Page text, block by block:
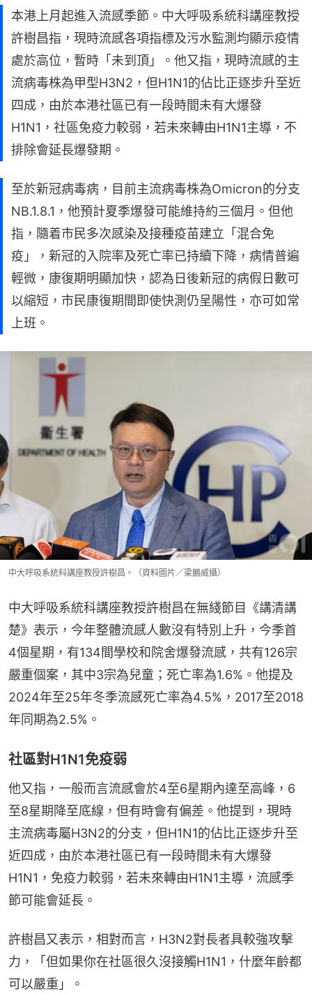
本港上月起進入流感季節。中大呼吸系統科講座教授
許樹昌指，現時流感各項指標及污水監測均顯示疫情
處於高位，暫時「未到頂」。他又指，現時流感的主
流病毒株為甲型H3N2，但H1N1的佔比正逐步升至近
四成，由於本港社區已有一段時間未有大爆發
H1N1，社區免疫力較弱，若未來轉由H1N1主導，不
排除會延長爆發期。
至於新冠病毒病，目前主流病毒株為Omicron的分支
NB.1.8.1，他預計夏季爆發可能維持約三個月。但他
指，隨着市民多次感染及接種疫苗建立「混合免
疫」，新冠的入院率及死亡率已持續下降，病情普遍
輕微，康復期明顯加快，認為日後新冠的病假日數可
以縮短，市民康復期間即使快測仍呈陽性，亦可如常
上班。
中大呼吸系統科講座教授許樹昌。（資料圖片／梁鵬威攝）
中大呼吸系統科講座教授許樹昌在無綫節目《講清講
楚》表示，今年整體流感人數沒有特別上升，今季首
4個星期，有134間學校和院舍爆發流感，共有126宗
嚴重個案，其中3宗為兒童；死亡率為1.6%。他提及
2024年至25年冬季流感死亡率為4.5%，2017至2018
年同期為2.5%。
社區對H1N1免疫弱
他又指，一般而言流感會於4至6星期內達至高峰，6
至8星期降至底線，但有時會有偏差。他提到，現時
主流病毒屬H3N2的分支，但H1N1的佔比正逐步升至
近四成，由於本港社區已有一段時間未有大爆發
H1N1，免疫力較弱，若未來轉由H1N1主導，流感季
節可能會延長。
許樹昌又表示，相對而言，H3N2對長者具較強攻擊
力，「但如果你在社區很久沒接觸H1N1，什麼年齡都
可以嚴重」。